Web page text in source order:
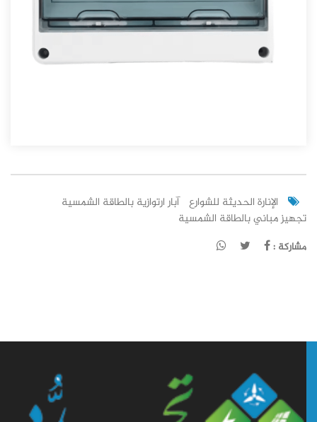
الإنارة الحديثة للشوارع آبار ارتوازية بالطاقة الشمسية
تجهيز مباني بالطاقة الشمسية
مشاركة :